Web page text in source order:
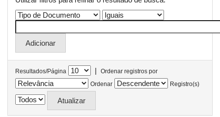
Resultados/Página |
Ordenar registros por
Ordenar
Registro(s)